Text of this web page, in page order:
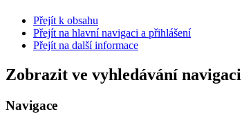
Přejít k obsahu
Přejít na hlavní navigaci a přihlášení
Přejít na další informace
Zobrazit ve vyhledávání navigaci
Navigace